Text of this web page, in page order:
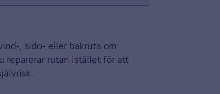
, sido- eller bakruta om
reparerar rutan istället för att